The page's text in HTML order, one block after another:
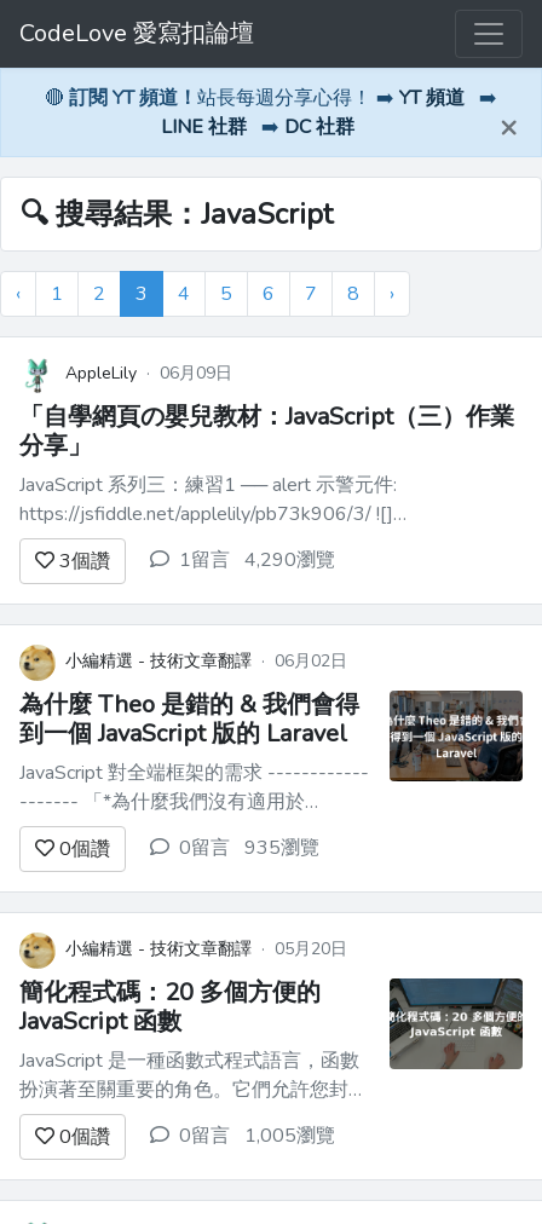
CodeLove 愛寫扣論壇
🔴 訂閱 YT 頻道！ 站長每週分享心得！ ➡️ YT 頻道 ➡️
LINE 社群 ➡️ DC 社群 ×
🔍 搜尋結果：JavaScript
‹ 1 2 3 4 5 6 7 8 ›
AppleLily · 06月09日
「自學網頁の嬰兒教材：JavaScript（三）作業
分享」
JavaScript 系列三：練習1 ── alert 示警元件:
https://jsfiddle.net/applelily/pb73k906/3/ ![]
(https://i.imgur.com/C4issBf.gif) --- JavaScript 系列三：練習
2 ── toas...
3個讚 1留言 4,290瀏覽
小編精選 - 技術文章翻譯 · 06月02日
為什麼 Theo 是錯的 & 我們會得
到一個 JavaScript 版的 Laravel
JavaScript 對全端框架的需求 ------------
------- 「*為什麼我們沒有適用於
JavaScript 的 Laravel？」。*這是[西奧在
他最近的影片中提出的]
(https://www.youtube.com/watch?
v=yaodD79Q4iE)問題。 ...
0個讚 0留言 935瀏覽
小編精選 - 技術文章翻譯 · 05月20日
簡化程式碼：20 多個方便的
JavaScript 函數
JavaScript 是一種函數式程式語言，函數
扮演著至關重要的角色。它們允許您封裝
可重複使用程式碼並執行特定任務。以下
是一些可以讓您的生活更輕鬆的功能的快
速範例： ### 常規功能 ``` function
sum(a, b) { return a + b; } ``` ...
0個讚 0留言 1,005瀏覽